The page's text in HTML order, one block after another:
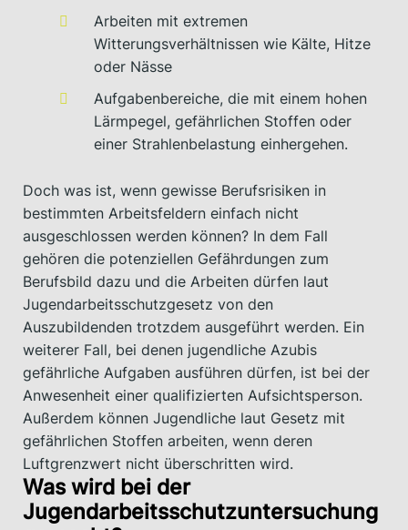
Arbeiten mit extremen
Witterungsverhältnissen wie Kälte, Hitze
oder Nässe
Aufgabenbereiche, die mit einem hohen
Lärmpegel, gefährlichen Stoffen oder
einer Strahlenbelastung einhergehen.
Doch was ist, wenn gewisse Berufsrisiken in
bestimmten Arbeitsfeldern einfach nicht
ausgeschlossen werden können? In dem Fall
gehören die potenziellen Gefährdungen zum
Berufsbild dazu und die Arbeiten dürfen laut
Jugendarbeitsschutzgesetz von den
Auszubildenden trotzdem ausgeführt werden. Ein
weiterer Fall, bei denen jugendliche Azubis
gefährliche Aufgaben ausführen dürfen, ist bei der
Anwesenheit einer qualifizierten Aufsichtsperson.
Außerdem können Jugendliche laut Gesetz mit
gefährlichen Stoffen arbeiten, wenn deren
Luftgrenzwert nicht überschritten wird.
Was wird bei der
Jugendarbeitsschutzuntersuchung